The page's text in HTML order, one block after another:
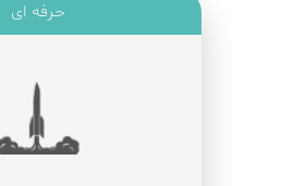
حرفه ای